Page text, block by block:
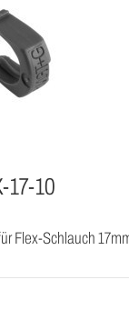
17-10
Flex-Schlauch